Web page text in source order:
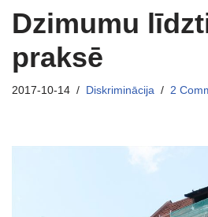
Dzimumu
praksē
2017-10-14 Diskriminācija 2